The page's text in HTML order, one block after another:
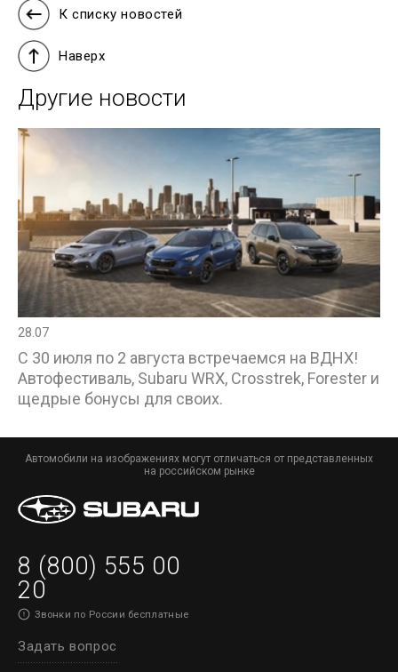
К списку новостей
Наверх
Другие новости
28.07
С 30 июля по 2 августа встречаемся на ВДНХ!
Автофестиваль, Subaru WRX, Crosstrek, Forester и
щедрые бонусы для своих.
Автомобили на изображениях могут отличаться от представленных
на российском рынке
8 (800) 555 00
20
Звонки по России бесплатные
Задать вопрос